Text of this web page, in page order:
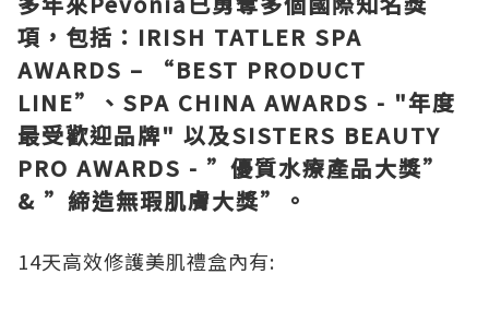
項，包括： IRISH TATLER SPA
AWARDS – “BEST PRODUCT
LINE”
、 SPA CHINA AWARDS - "年度
最受歡迎品牌" 以及SISTERS BEAUTY
PRO AWARDS - ” 優質水療產品大獎”
& ” 締造無瑕肌膚大獎” 。
14天高效修護美肌禮盒內有: